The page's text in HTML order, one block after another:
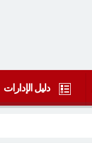
دليل الإدارات